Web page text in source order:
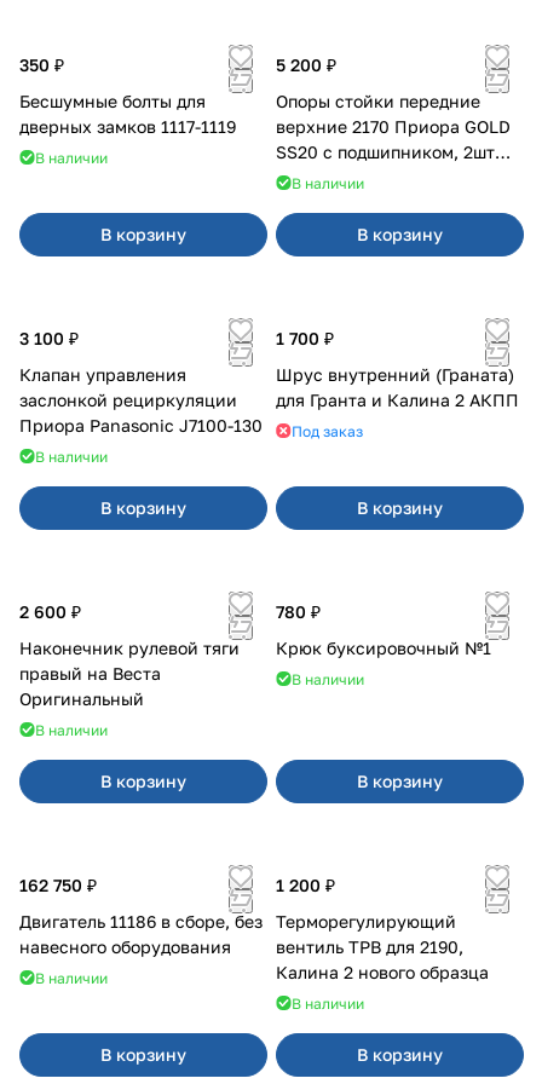
350 ₽
Бесшумные болты для
дверных замков 1117-1119
В наличии
В корзину
5 200 ₽
Опоры стойки передние
верхние 2170 Приора GOLD
SS20 с подшипником, 2шт
10116
В наличии
В корзину
3 100 ₽
Клапан управления
заслонкой рециркуляции
Приора Panasonic J7100-130
В наличии
В корзину
1 700 ₽
Шрус внутренний (Граната)
для Гранта и Калина 2 АКПП
Под заказ
В корзину
2 600 ₽
Наконечник рулевой тяги
правый на Веста
Оригинальный
В наличии
В корзину
780 ₽
Крюк буксировочный №1
В наличии
В корзину
162 750 ₽
Двигатель 11186 в сборе, без
навесного оборудования
В наличии
В корзину
1 200 ₽
Терморегулирующий
вентиль ТРВ для 2190,
Калина 2 нового образца
В наличии
В корзину